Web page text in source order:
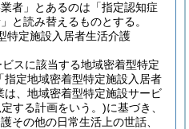
者」とあるのは「指定認知症
と読み替えるものとする。
特定施設入居者生活介護
スに該当する地域密着型特定
指定地域密着型特定施設入居者
は、地域密着型特定施設サービ
する計画をいう。)に基づき、
その他の日常生活上の世話、